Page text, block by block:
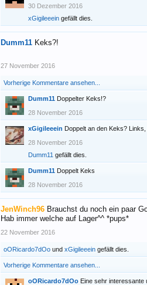
30 Dezember 2016
xGigileeein gefällt dies.
Dumm11 Keks?!
27 November 2016
Vorherige Kommentare ansehen...
Dumm11 Doppelter Keks!?
28 November 2016
xGigileeein Doppelt an den Keks?
28 November 2016
Dumm11 gefällt dies.
Dumm11 Doppelt Keks
28 November 2016
JenWinch96 Brauchst du noch ein paar
Hab immer welche auf Lager^^ *pups*
22 November 2016
oORicardo7dOo und xGigileeein gefällt dies.
Vorherige Kommentare ansehen...
oORicardo7dOo Eine sehr interessante